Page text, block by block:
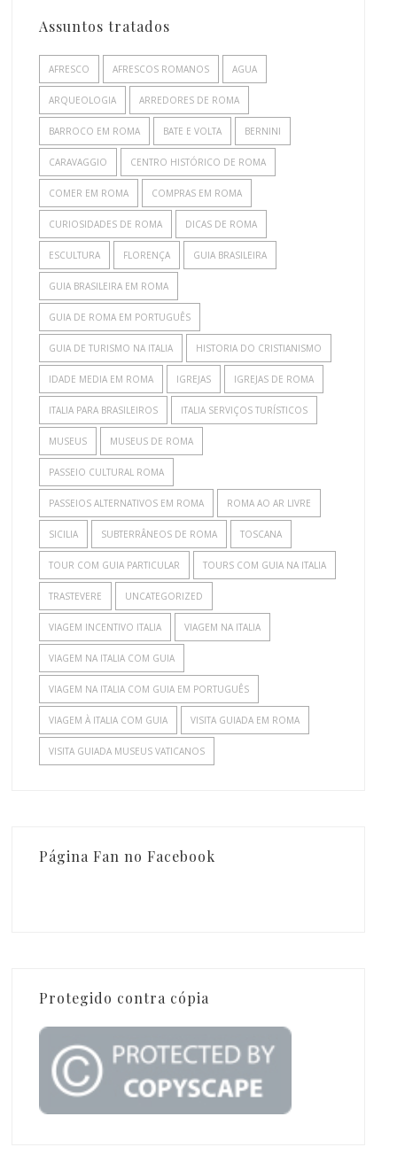
Assuntos tratados
AFRESCO AFRESCOS ROMANOS AGUA
ARQUEOLOGIA ARREDORES DE ROMA
BARROCO EM ROMA BATE E VOLTA BERNINI
CARAVAGGIO CENTRO HISTÓRICO DE ROMA
COMER EM ROMA COMPRAS EM ROMA
CURIOSIDADES DE ROMA DICAS DE ROMA
ESCULTURA FLORENÇA GUIA BRASILEIRA
GUIA BRASILEIRA EM ROMA
GUIA DE ROMA EM PORTUGUÊS
GUIA DE TURISMO NA ITALIA HISTORIA DO CRISTIANISMO
IDADE MEDIA EM ROMA IGREJAS IGREJAS DE ROMA
ITALIA PARA BRASILEIROS ITALIA SERVIÇOS TURÍSTICOS
MUSEUS MUSEUS DE ROMA
PASSEIO CULTURAL ROMA
PASSEIOS ALTERNATIVOS EM ROMA ROMA AO AR LIVRE
SICILIA SUBTERRÂNEOS DE ROMA TOSCANA
TOUR COM GUIA PARTICULAR TOURS COM GUIA NA ITALIA
TRASTEVERE UNCATEGORIZED
VIAGEM INCENTIVO ITALIA VIAGEM NA ITALIA
VIAGEM NA ITALIA COM GUIA
VIAGEM NA ITALIA COM GUIA EM PORTUGUÊS
VIAGEM À ITALIA COM GUIA VISITA GUIADA EM ROMA
VISITA GUIADA MUSEUS VATICANOS
Página Fan no Facebook
Protegido contra cópia